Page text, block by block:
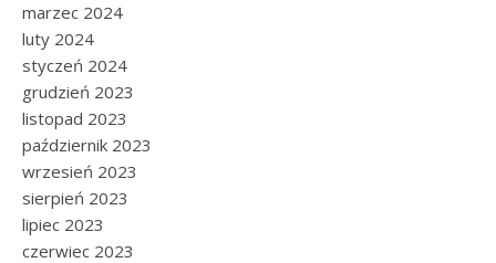
marzec 2024
luty 2024
styczeń 2024
grudzień 2023
listopad 2023
październik 2023
wrzesień 2023
sierpień 2023
lipiec 2023
czerwiec 2023